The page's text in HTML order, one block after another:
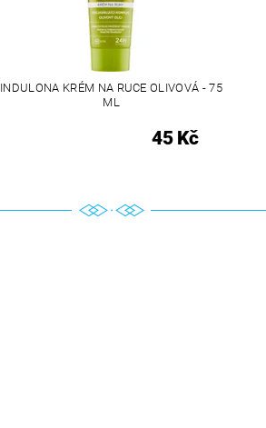
INDULONA KRÉM NA RUCE OLIVOVÁ - 75
ML
45 Kč